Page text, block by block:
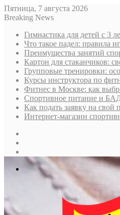
Пятница, 7 августа 2026
Breaking News
Гимнастика для детей с 3
Что такое падел: правила
Преимущества занятий
Картон для стаканчиков:
Групповые тренировки:
Курсы инструктора по
Фитнес в Москве: как
Спортивное питание и
Как подать заявку на
Интернет-магазин
In
Меню